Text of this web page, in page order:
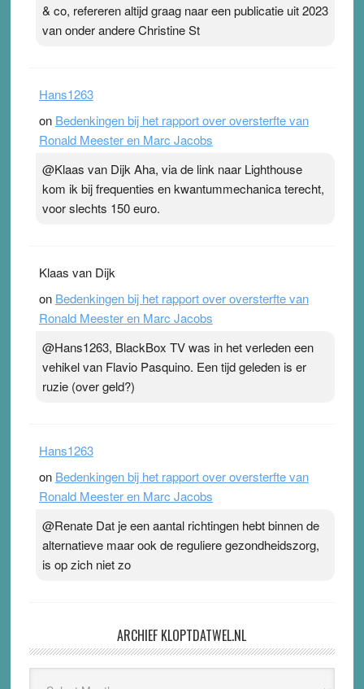
& co, refereren altijd graag naar een publicatie uit 2023
van onder andere Christine St
Hans1263
on Bedenkingen bij het rapport over oversterfte van
Ronald Meester en Marc Jacobs
@Klaas van Dijk Aha, via de link naar Lighthouse
kom ik bij frequenties en kwantummechanica terecht,
voor slechts 150 euro.
Klaas van Dijk
on Bedenkingen bij het rapport over oversterfte van
Ronald Meester en Marc Jacobs
@Hans1263, BlackBox TV was in het verleden een
vehikel van Flavio Pasquino. Een tijd geleden is er
ruzie (over geld?)
Hans1263
on Bedenkingen bij het rapport over oversterfte van
Ronald Meester en Marc Jacobs
@Renate Dat je een aantal richtingen hebt binnen de
alternatieve maar ook de reguliere gezondheidszorg,
is op zich niet zo
ARCHIEF KLOPTDATWEL.NL